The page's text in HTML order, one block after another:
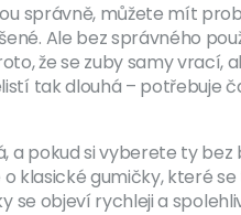
správně, můžete mít
Ale bez správného
že se zuby samy vrací,
tak dlouhá – potřebuje
pokud si vyberete ty
klasické gumičky, které
se objeví rychleji a